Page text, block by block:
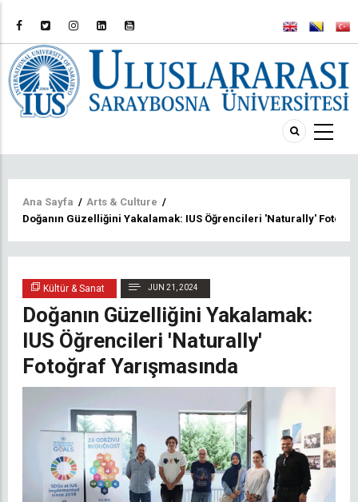
Sayfa
yolu
Ana Sayfa / Arts & Culture /
Doğanın Güzelliğini Yakalamak: IUS Öğrencileri 'Naturally'
Kültür & Sanat JUN 21, 2024
Doğanın Güzelliğini Yakalamak:
IUS Öğrencileri 'Naturally'
Fotoğraf Yarışmasında